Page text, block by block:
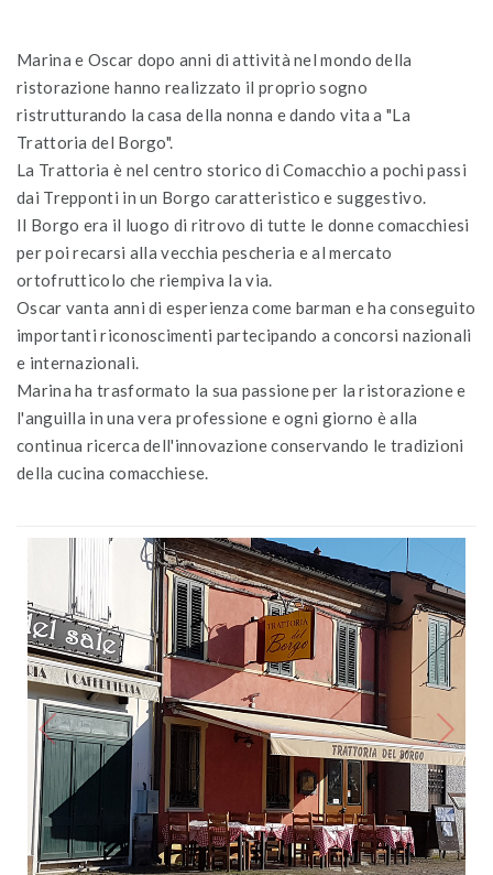
Marina e Oscar dopo anni di attività nel mondo della
ristorazione hanno realizzato il proprio sogno
ristrutturando la casa della nonna e dando vita a "La
Trattoria del Borgo".
La Trattoria è nel centro storico di Comacchio a pochi passi
dai Trepponti in un Borgo caratteristico e suggestivo.
Il Borgo era il luogo di ritrovo di tutte le donne comacchiesi
per poi recarsi alla vecchia pescheria e al mercato
ortofrutticolo che riempiva la via.
Oscar vanta anni di esperienza come barman e ha conseguito
importanti riconoscimenti partecipando a concorsi nazionali
e internazionali.
Marina ha trasformato la sua passione per la ristorazione e
l'anguilla in una vera professione e ogni giorno è alla
continua ricerca dell'innovazione conservando le tradizioni
della cucina comacchiese.